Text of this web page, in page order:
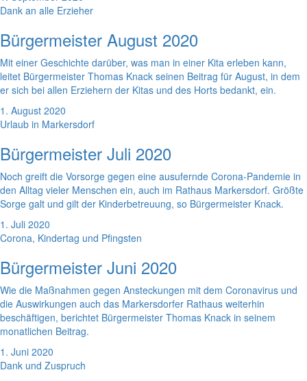
Dank an alle Erzieher
Bürgermeister August 2020
Mit einer Geschichte darüber, was man in einer Kita erleben kann,
leitet Bürgermeister Thomas Knack seinen Beitrag für August, in dem
er sich bei allen Erziehern der Kitas und des Horts bedankt, ein.
1. August 2020
Urlaub in Markersdorf
Bürgermeister Juli 2020
Noch greift die Vorsorge gegen eine ausufernde Corona-Pandemie in
den Alltag vieler Menschen ein, auch im Rathaus Markersdorf. Größte
Sorge galt und gilt der Kinderbetreuung, so Bürgermeister Knack.
1. Juli 2020
Corona, Kindertag und Pfingsten
Bürgermeister Juni 2020
Wie die Maßnahmen gegen Ansteckungen mit dem Coronavirus und
die Auswirkungen auch das Markersdorfer Rathaus weiterhin
beschäftigen, berichtet Bürgermeister Thomas Knack in seinem
monatlichen Beitrag.
1. Juni 2020
Dank und Zuspruch